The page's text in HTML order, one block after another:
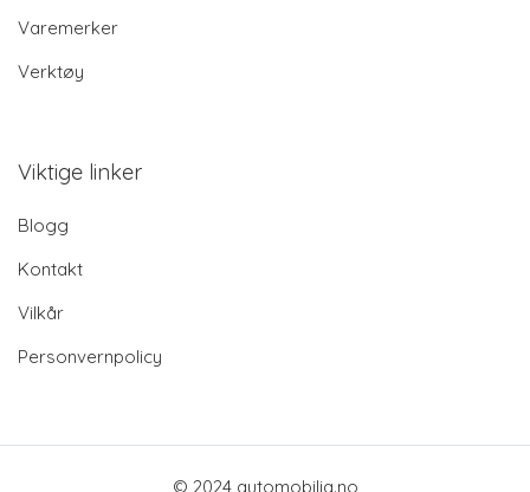
Varemerker
Verktøy
Viktige linker
Blogg
Kontakt
Vilkår
Personvernpolicy
© 2024 automobilia.no